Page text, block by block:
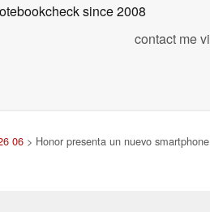
since 2008
contact me
06> Honor presenta un nuevo